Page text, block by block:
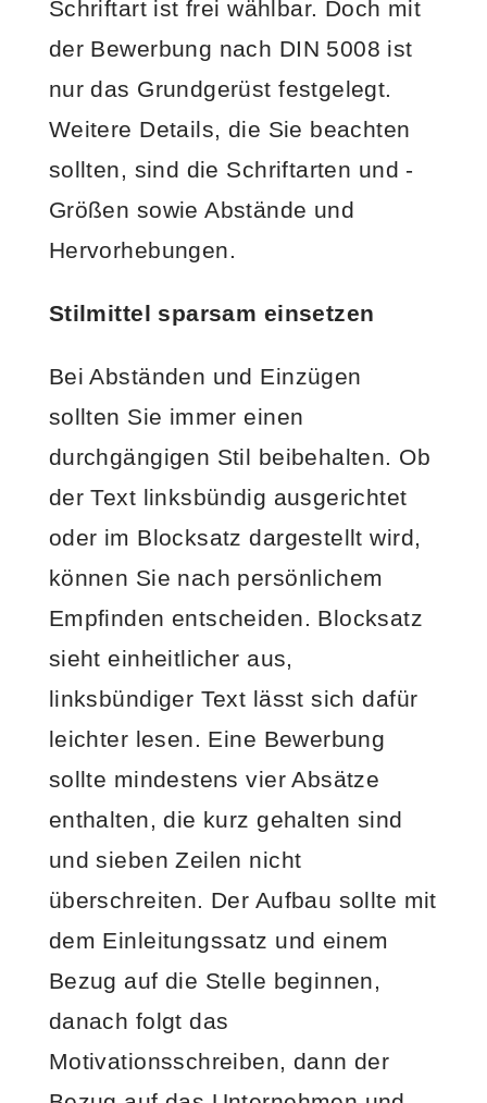
Schriftart ist frei wählbar. Doch mit
der Bewerbung nach DIN 5008 ist
nur das Grundgerüst festgelegt.
Weitere Details, die Sie beachten
sollten, sind die Schriftarten und -
Größen sowie Abstände und
Hervorhebungen.
Stilmittel sparsam einsetzen
Bei Abständen und Einzügen
sollten Sie immer einen
durchgängigen Stil beibehalten. Ob
der Text linksbündig ausgerichtet
oder im Blocksatz dargestellt wird,
können Sie nach persönlichem
Empfinden entscheiden. Blocksatz
sieht einheitlicher aus,
linksbündiger Text lässt sich dafür
leichter lesen. Eine Bewerbung
sollte mindestens vier Absätze
enthalten, die kurz gehalten sind
und sieben Zeilen nicht
überschreiten. Der Aufbau sollte mit
dem Einleitungssatz und einem
Bezug auf die Stelle beginnen,
danach folgt das
Motivationsschreiben, dann der